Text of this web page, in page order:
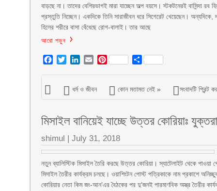
বাড়ছে না। তাদের বেশিরভাগই মারা যাচ্ছেন অল্প বয়সে। স্টকটনেরই বাসিন্দা
প্রস্তুতি নিচ্ছেন। একদিকে তিনি সারাজীবন ধরে সিগেরেট খেয়েছেন।
হিলের শরীরে বাসা বেঁধেছে রোগ-বালাই। তার আছে
আরো পড়ুন
Facebook
TwitterLinkedIn
EmailPinterest Share
ধর্ম ও জীবন কোন মতামত নেই » সংবাদটি প্রিন্ট
মিসাইল বানিয়েই যাচ্ছে উত্তর কোরিয়াঃ
shimul | July 31, 2018
নতুন ব্যালিস্টিক মিসাইল তৈরি করছে উত্তর কোরিয়া। স্যাটেলাইট থেকে পাওয়া
মিসাইল তৈরীর কার্যক্রম চলছে। ওয়াশিংটন পোস্ট পত্রিকাকে নাম প্রকাশে
কোরিয়ার নেতা কিম জং-আন’এর বৈঠকের পর দু’জনই পারমাণবিক অস্ত্র তৈরীর